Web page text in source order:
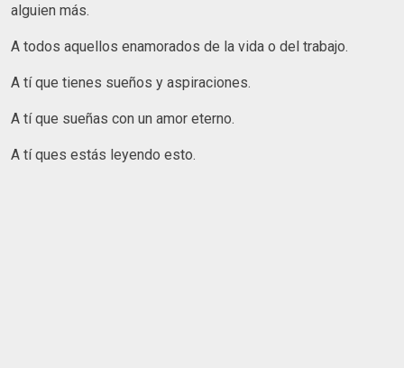
alguien más.
A todos aquellos enamorados de la vida o del trabajo.
A tí que tienes sueños y aspiraciones.
A tí que sueñas con un amor eterno.
A tí ques estás leyendo esto.